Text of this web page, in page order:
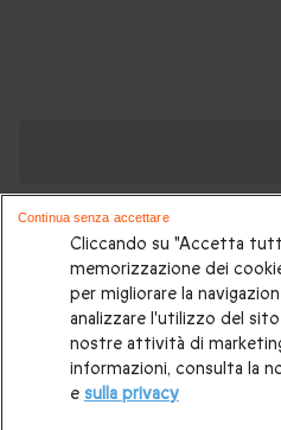
Regali di Natale|Regali di
Regali di Natale per una
fidanzato |Regali di Natale per
per genitori|Regali di Natale
per papà|Idee regalo di
Cliccando su "Accetta
memorizzazione dei
per migliorare la
analizzare l'utilizzo del
nostre attività di
informazioni, consulta la
e sulla privacy
Continua senza accettare